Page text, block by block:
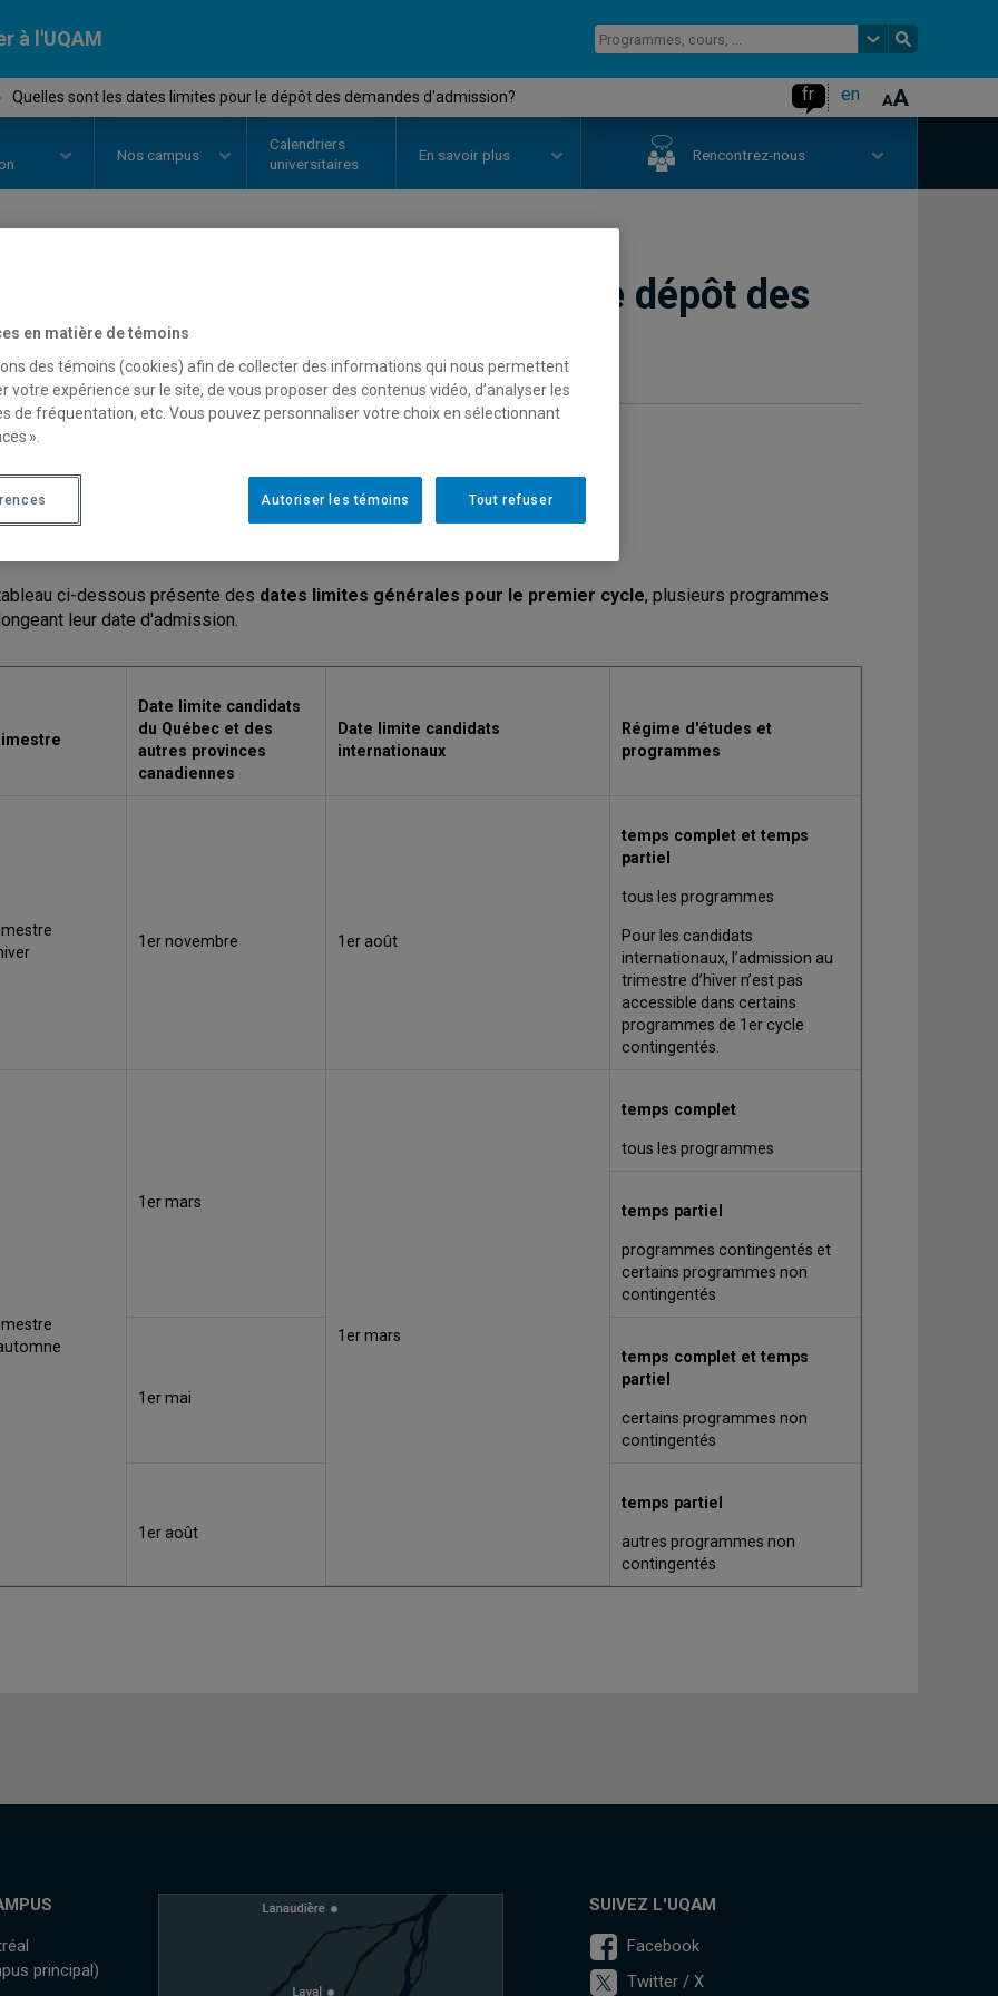
à l'UQAM
Quelles sont les dates limites pour le dépôt des demandes d'admission? fr en
Nos campus
Calendriers
universitaires
En savoir plus Rencontrez-nous
sont les dates limites pour le dépôt des
d'admission?
limites d'admission au premier cycle
ci-dessous présente des dates limites générales pour le premier cycle, plusieurs programmes
leur date d'admission.
Date limite candidats
du Québec et des
autres provinces
canadiennes
Date limite candidats
internationaux
Régime d'études et
programmes
1er novembre 1er août
temps complet et temps
partiel
tous les programmes
Pour les candidats
internationaux, l’admission au
trimestre d’hiver n’est pas
accessible dans certains
programmes de 1er cycle
contingentés.
1er mars
1er mars
temps complet
tous les programmes
temps partiel
programmes contingentés et
certains programmes non
contingentés
1er mai
temps complet et temps
partiel
certains programmes non
contingentés
1er août
temps partiel
autres programmes non
contingentés
principal)
SUIVEZ L'UQAM
Facebook
Twitter / X
en matière de témoins
des témoins (cookies) afin de collecter des informations qui nous permettent
votre expérience sur le site, de vous proposer des contenus vidéo, d’analyser les
de fréquentation, etc. Vous pouvez personnaliser votre choix en sélectionnant
».
Tout refuser
Autoriser les témoins